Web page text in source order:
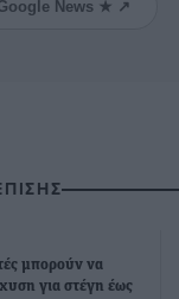
News ★ ↗
μπορούν να
για στέγη έως